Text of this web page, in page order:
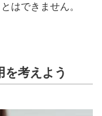
はできません。
を考えよう